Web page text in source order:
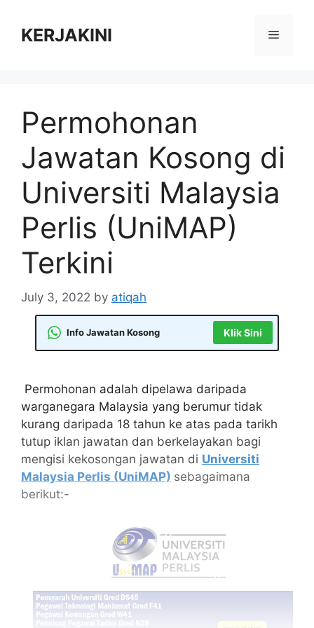
contentKERJAKINI Menu
Permohonan
Jawatan Kosong di
Universiti Malaysia
Perlis (UniMAP)
Terkini
July 3, 2022 by atiqah
Info Jawatan Kosong Klik Sini
Permohonan adalah dipelawa daripada
warganegara Malaysia yang berumur tidak
kurang daripada 18 tahun ke atas pada tarikh
tutup iklan jawatan dan berkelayakan bagi
mengisi kekosongan jawatan di Universiti
Malaysia Perlis (UniMAP) sebagaimana
berikut:-